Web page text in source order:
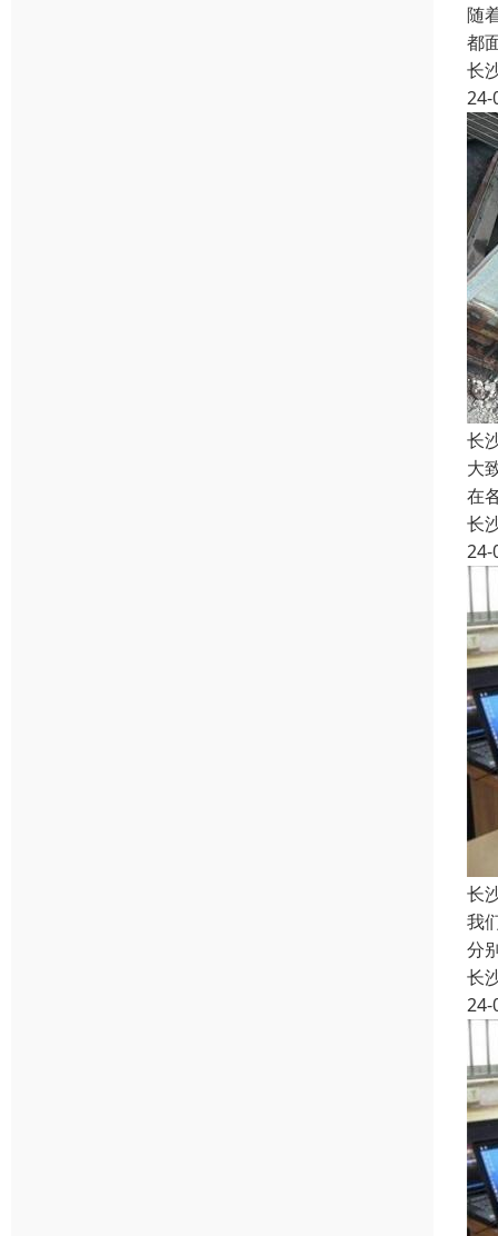
随
都
长
24-
长
大
在
长
24-
长
我
分
长
24-